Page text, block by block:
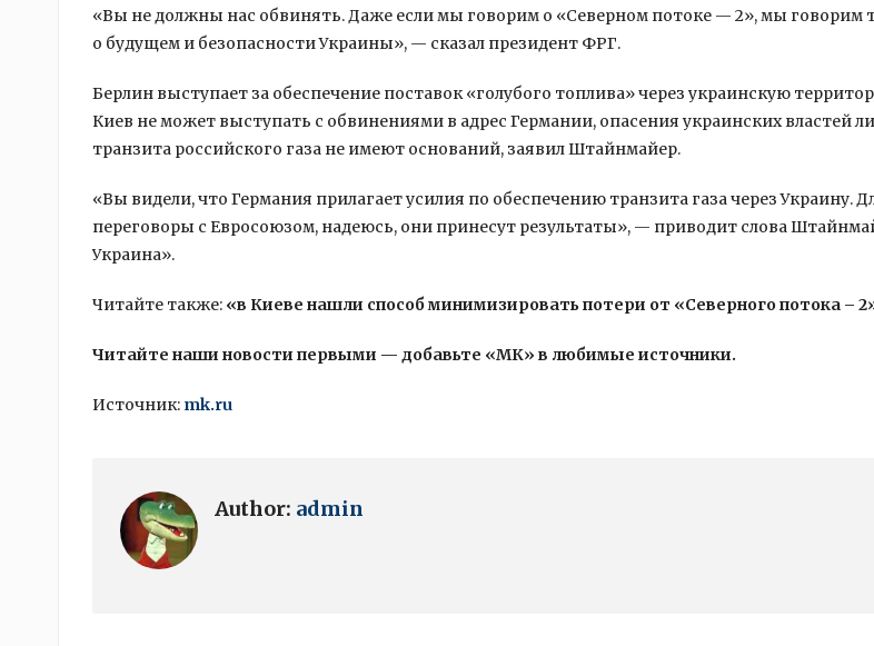
«Вы не должны нас обвинять. Даже если мы говорим о «Северном потоке — 2», мы говорим
о будущем и безопасности Украины», — сказал президент ФРГ.
Берлин выступает за обеспечение поставок «голубого топлива» через украинскую
Киев не может выступать с обвинениями в адрес Германии, опасения украинских властей
транзита российского газа не имеют оснований, заявил Штайнмайер.
«Вы видели, что Германия прилагает усилия по обеспечению транзита газа через Украину.
переговоры с Евросоюзом, надеюсь, они принесут результаты», — приводит слова
Украина».
Читайте также: «в Киеве нашли способ минимизировать потери от «Северного потока –
Читайте наши новости первыми — добавьте «МК» в любимые источники.
Источник: mk.ru
Author: admin